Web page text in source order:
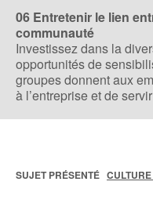
06 Entretenir le lien
communauté
Investissez dans la
opportunités de
groupes donnent aux
à l’entreprise et de
SUJET PRÉSENTÉ